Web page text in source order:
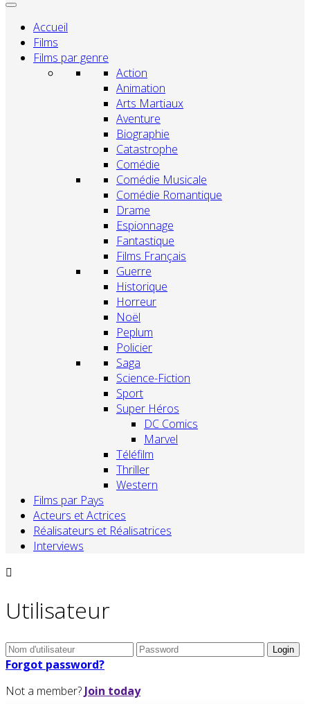
Accueil
Films
Films par genre
Action
Animation
Arts Martiaux
Aventure
Biographie
Catastrophe
Comédie
Comédie Musicale
Comédie Romantique
Drame
Espionnage
Fantastique
Films Français
Guerre
Historique
Horreur
Noël
Peplum
Policier
Saga
Science-Fiction
Sport
Super Héros
DC Comics
Marvel
Téléfilm
Thriller
Western
Films par Pays
Acteurs et Actrices
Réalisateurs et Réalisatrices
Interviews
Utilisateur
Forgot password?
Not a member? Join today